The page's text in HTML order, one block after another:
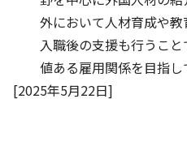
外において人材育成や教
入職後の支援も行うこ
値ある雇用関係を目指し
[2025年5月22日]